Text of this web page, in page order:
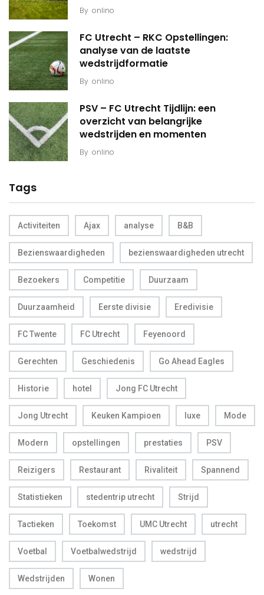
By onlino
FC Utrecht – RKC Opstellingen:
analyse van de laatste
wedstrijdformatie
By onlino
PSV – FC Utrecht Tijdlijn: een
overzicht van belangrijke
wedstrijden en momenten
By onlino
Tags
Activiteiten Ajax analyse B&B
Bezienswaardigheden bezienswaardigheden utrecht
Bezoekers Competitie Duurzaam
Duurzaamheid Eerste divisie Eredivisie
FC Twente FC Utrecht Feyenoord
Gerechten Geschiedenis Go Ahead Eagles
Historie hotel Jong FC Utrecht
Jong Utrecht Keuken Kampioen luxe Mode
Modern opstellingen prestaties PSV
Reizigers Restaurant Rivaliteit Spannend
Statistieken stedentrip utrecht Strijd
Tactieken Toekomst UMC Utrecht utrecht
Voetbal Voetbalwedstrijd wedstrijd
Wedstrijden Wonen